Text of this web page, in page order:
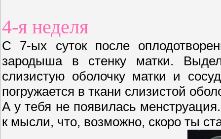
4-я неделя
С 7-ых суток после
зародыша в стенку матки.
слизистую оболочку матки и
погружается в ткани слизистой
А у тебя не появилась
к мысли, что, возможно, скоро ты